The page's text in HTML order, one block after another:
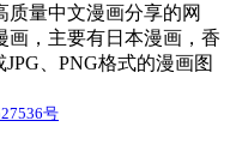
量中文漫画分享的网
画，主要有日本漫画，香
、PNG格式的漫画图
号